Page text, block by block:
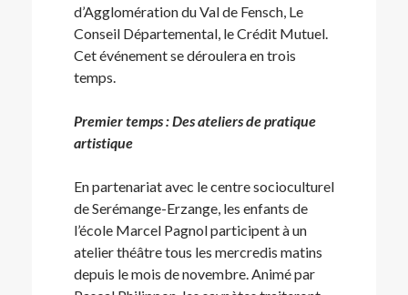
d’Agglomération du Val de Fensch, Le
Conseil Départemental, le Crédit Mutuel.
Cet événement se déroulera en trois
temps.
Premier temps : Des ateliers de pratique
artistique
En partenariat avec le centre socioculturel
de Serémange-Erzange, les enfants de
l’école Marcel Pagnol participent à un
atelier théâtre tous les mercredis matins
depuis le mois de novembre. Animé par